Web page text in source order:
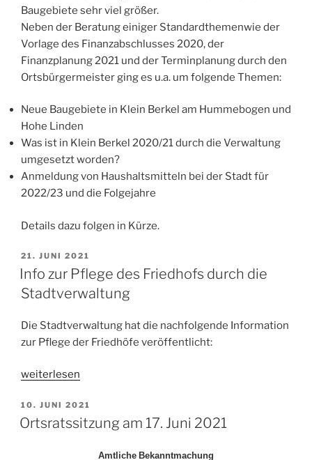
Baugebiete sehr viel größer.
Neben der Beratung einiger Standardthemenwie der
Vorlage des Finanzabschlusses 2020, der
Finanzplanung 2021 und der Terminplanung durch den
Ortsbürgermeister ging es u.a. um folgende Themen:
Neue Baugebiete in Klein Berkel am Hummebogen und
Hohe Linden
Was ist in Klein Berkel 2020/21 durch die Verwaltung
umgesetzt worden?
Anmeldung von Haushaltsmitteln bei der Stadt für
2022/23 und die Folgejahre
Details dazu folgen in Kürze.
VERÖFFENTLICHT
AM
21. JUNI 2021
Info zur Pflege des Friedhofs durch die
Stadtverwaltung
Die Stadtverwaltung hat die nachfolgende Information
zur Pflege der Friedhöfe veröffentlicht:
„Info
Pflege
des
weiterlesen
VERÖFFENTLICHT
AM
10. JUNI 2021
Ortsratssitzung am 17. Juni 2021
Amtliche Bekanntmachung